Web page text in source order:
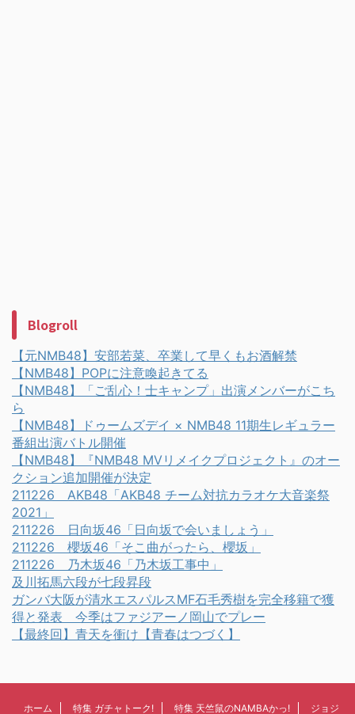
Blogroll
【元NMB48】安部若菜、卒業して早くもお酒解禁
【NMB48】POPに注意喚起きてる
【NMB48】「ご乱心！士キャンプ」出演メンバーがこち
ら
【NMB48】ドゥームズデイ × NMB48 11期生レギュラー
番組出演バトル開催
【NMB48】『NMB48 MVリメイクプロジェクト』のオー
クション追加開催が決定
211226 AKB48「AKB48 チーム対抗カラオケ大音楽祭
2021」
211226 日向坂46「日向坂で会いましょう」
211226 櫻坂46「そこ曲がったら、櫻坂」
211226 乃木坂46「乃木坂工事中」
及川拓馬六段が七段昇段
ガンバ大阪が清水エスパルスMF石毛秀樹を完全移籍で獲
得と発表 今季はファジアーノ岡山でプレー
【最終回】青天を衝け【青春はつづく】
ホーム 特集 ガチャトーク! 特集 天竺鼠のNAMBAかっ! ジョジ